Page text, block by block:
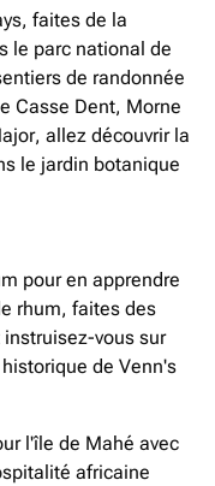
faites de la
le parc national de
de randonnée
Casse Dent, Morne
allez découvrir la
le jardin botanique
pour en apprendre
rhum, faites des
vous sur
de Venn's
l'île de Mahé avec
africaine